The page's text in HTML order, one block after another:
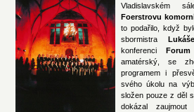
Vladislavském
Foerstrovu
to podařilo, když
sbormistra
konferenci
amatérský, se
programem i
svého úkolu na
složen pouze z děl
dokázal